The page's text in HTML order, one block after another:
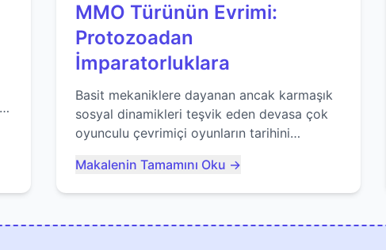
MMO Türünün Evrimi:
Protozoadan
İmparatorluklara
Basit mekaniklere dayanan ancak karmaşık
sosyal dinamikleri teşvik eden devasa çok
oyunculu çevrimiçi oyunların tarihini
bakıyoruz...
Makalenin Tamamını Oku →